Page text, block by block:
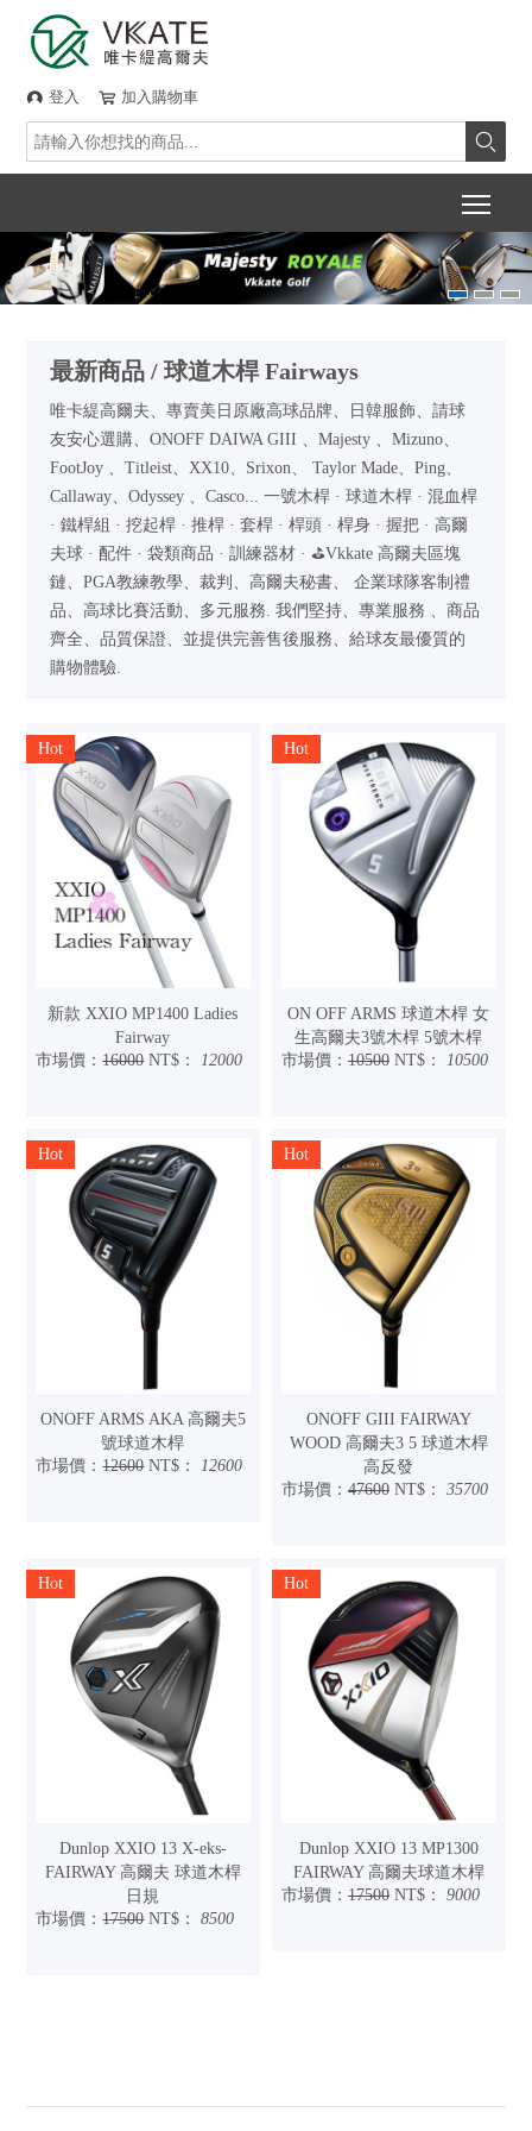
 登入  加入購物車

最新商品 / 球道木桿 Fairways
唯卡緹高爾夫、專賣美日原廠高球品牌、日韓服飾、請球
友安心選購、ONOFF DAIWA GIII 、Majesty 、Mizuno、
FootJoy 、Titleist、XX10、Srixon、 Taylor Made、Ping、
Callaway、Odyssey 、Casco... 一號木桿 · 球道木桿 · 混血桿
· 鐵桿組 · 挖起桿 · 推桿 · 套桿 · 桿頭 · 桿身 · 握把 · 高爾
夫球 · 配件 · 袋類商品 · 訓練器材 · ⛳Vkkate 高爾夫區塊
鏈、PGA教練教學、裁判、高爾夫秘書、 企業球隊客制禮
品、高球比賽活動、多元服務. 我們堅持、專業服務 、商品
齊全、品質保證、並提供完善售後服務、給球友最優質的
購物體驗.
Hot
新款 XXIO MP1400 Ladies
Fairway
市場價：16000 NT$：12000
Hot
ON OFF ARMS 球道木桿 女
生高爾夫3號木桿 5號木桿
市場價： 10500 NT$： 10500
Hot
ONOFF ARMS AKA 高爾夫5
號球道木桿
市場價：12600 NT$： 12600
Hot
ONOFF GIII FAIRWAY
WOOD 高爾夫3 5 球道木桿
高反發
市場價： 47600 NT$： 35700
Hot
Dunlop XXIO 13 X-eks-
FAIRWAY 高爾夫 球道木桿
日規
市場價：17500 NT$：8500
Hot
Dunlop XXIO 13 MP1300
FAIRWAY 高爾夫球道木桿
市場價： 17500 NT$： 9000